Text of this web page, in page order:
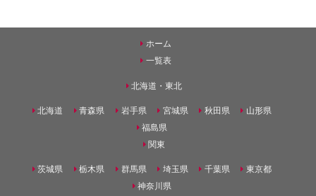
ホーム
一覧表
北海道・東北
北海道 青森県 岩手県 宮城県 秋田県
山形県
福島県
関東
茨城県 栃木県 群馬県 埼玉県 千葉県
東京都
神奈川県